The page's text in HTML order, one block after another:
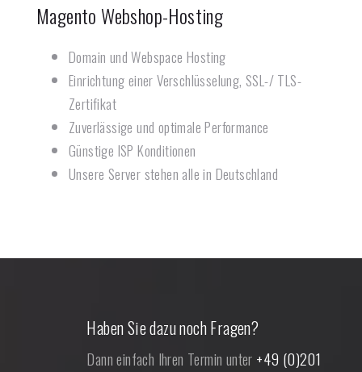
Magento Webshop-Hosting
Domain und Webspace Hosting
Einrichtung einer Verschlüsselung, SSL-/ TLS-
Zertifikat
Zuverlässige und optimale Performance
Günstige ISP Konditionen
Unsere Server stehen alle in Deutschland
Haben Sie dazu noch Fragen?
Dann einfach Ihren Termin unter +49 (0)201